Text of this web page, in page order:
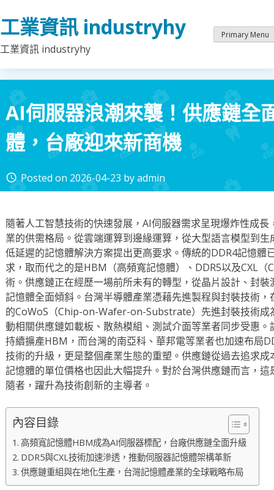
to
content
工業資訊 industryhy
工業資訊 industryhy
Primary Menu
AI伺服器浪潮來襲！供應鏈全
體，台廠迎來新商機
access_time Posted on 2026-04-23 byadmin
隨著人工智慧技術的快速發展，AI伺服器需求呈現爆炸性成
業的供需格局。從雲端運算到邊緣運算，從大型語言模型到
低延遲的記憶體解決方案提出更高要求。傳統的DDR4記憶體
求，取而代之的是HBM（高頻寬記憶體）、DDR5以及CXL
術。供應鏈正在經歷一場前所未有的轉型，從晶片設計、封
記憶體全面傾斜。台灣半導體產業憑藉先進製程與封裝技術
的CoWoS（Chip-on-Wafer-on-Substrate）先進封裝技術成
動相關供應鏈如載板、散熱模組、測試介面等業者同步受惠
持續擴產HBM，而台灣的南亞科、華邦電等業者也加速布局
技術的升級，更是整個產業生態的重塑。供應鏈從過去追求
記憶體的單位價格也因此大幅提升。對於台灣供應鏈而言，
隨者，躍升為技術創新的主導者。
內容目錄
高頻寬記憶體HBM成為AI伺服器標配，台廠供應鏈全面升級
DDR5與CXL技術加速滲透，推動伺服器記憶體架構革新
供應鏈重組與在地化生產，台灣記憶體產業的全球戰略布局